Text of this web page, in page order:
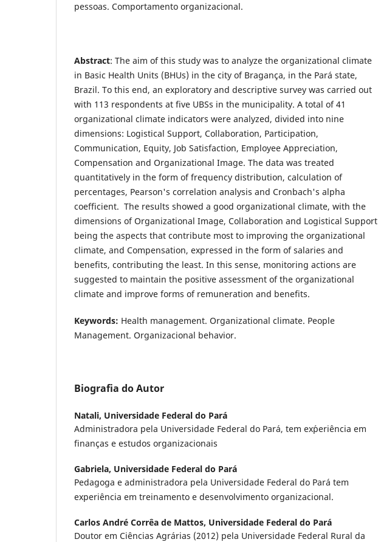
pessoas. Comportamento organizacional.
Abstract: The aim of this study was to analyze the organizational climate
in Basic Health Units (BHUs) in the city of Bragança, in the Pará state,
Brazil. To this end, an exploratory and descriptive survey was carried out
with 113 respondents at five UBSs in the municipality. A total of 41
organizational climate indicators were analyzed, divided into nine
dimensions: Logistical Support, Collaboration, Participation,
Communication, Equity, Job Satisfaction, Employee Appreciation,
Compensation and Organizational Image. The data was treated
quantitatively in the form of frequency distribution, calculation of
percentages, Pearson's correlation analysis and Cronbach's alpha
coefficient. The results showed a good organizational climate, with the
dimensions of Organizational Image, Collaboration and Logistical Support
being the aspects that contribute most to improving the organizational
climate, and Compensation, expressed in the form of salaries and
benefits, contributing the least. In this sense, monitoring actions are
suggested to maintain the positive assessment of the organizational
climate and improve forms of remuneration and benefits.
Keywords: Health management. Organizational climate. People
Management. Organizacional behavior.
Biografia do Autor
Natali, Universidade Federal do Pará
Administradora pela Universidade Federal do Pará, tem ex´periência em
finanças e estudos organizacionais
Gabriela, Universidade Federal do Pará
Pedagoga e administradora pela Universidade Federal do Pará tem
experiência em treinamento e desenvolvimento organizacional.
Carlos André Corrêa de Mattos, Universidade Federal do Pará
Doutor em Ciências Agrárias (2012) pela Universidade Federal Rural da